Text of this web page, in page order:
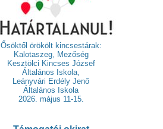
Ősöktől örökölt kincsestárak:
Kalotaszeg, Mezőség
Kesztölci Kincses József
Általános Iskola,
Leányvári Erdély Jenő
Általános Iskola
2026. május 11-15.